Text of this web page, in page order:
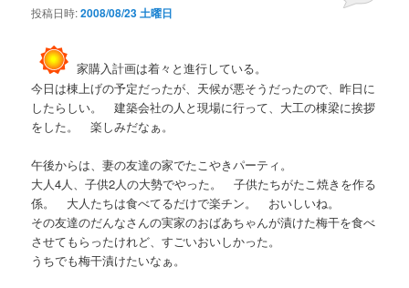
投稿日時:2008/08/23 土曜日
家購入計画は着々と進行している。
今日は棟上げの予定だったが、天候が悪そうだったので、昨日に
したらしい。 建築会社の人と現場に行って、大工の棟梁に挨拶
をした。 楽しみだなぁ。
午後からは、妻の友達の家でたこやきパーティ。
大人4人、子供2人の大勢でやった。 子供たちがたこ焼きを作る
係。 大人たちは食べてるだけで楽チン。 おいしいね。
その友達のだんなさんの実家のおばあちゃんが漬けた梅干を食べ
させてもらったけれど、すごいおいしかった。
うちでも梅干漬けたいなぁ。